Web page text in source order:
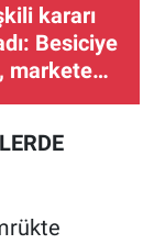
kararı
Besiciye
markete